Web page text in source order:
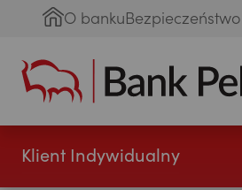
O bankuBezpieczeństwo
Klient Indywidualny